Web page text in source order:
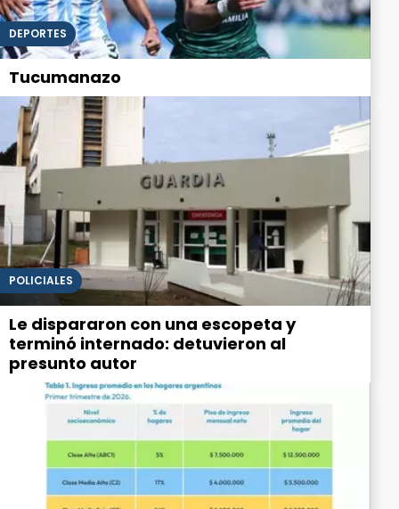
DEPORTES
Tucumanazo
POLICIALES
Le dispararon con una escopeta y
terminó internado: detuvieron al
presunto autor